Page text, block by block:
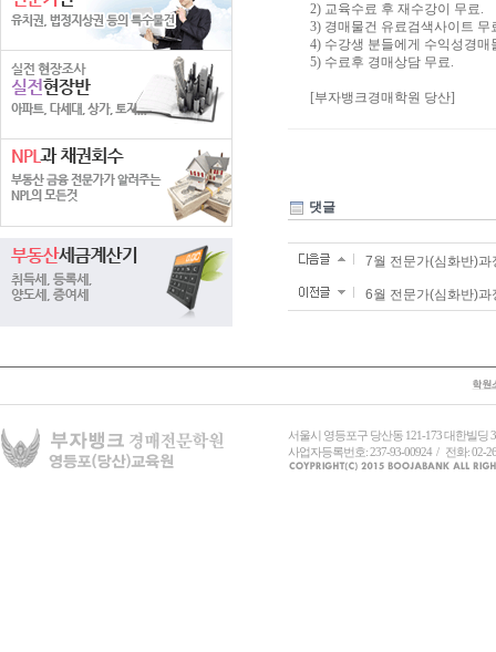
2) 교육수료 후 재수강이 무료.
3) 경매물건 유료검색사이트 무
4) 수강생 분들에게 수익성경매
5) 수료후 경매상담 무료.
[부자뱅크경매학원 당산]
댓글
7월 전문가(심화반)과
6월 전문가(심화반)과
서울시 영등포구 당산동 121-173 대한빌
사업자등록번호: 237-93-00924 / 전화: 02-